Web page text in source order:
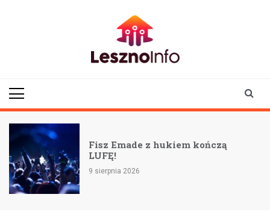
Fisz Emade z hukiem kończą
LUFĘ!
9 sierpnia 2026